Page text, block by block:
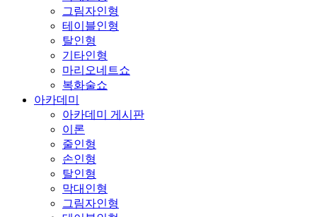
그림자인형
테이블인형
탈인형
기타인형
마리오네트쇼
복화술쇼
아카데미
아카데미 게시판
이론
줄인형
손인형
탈인형
막대인형
그림자인형